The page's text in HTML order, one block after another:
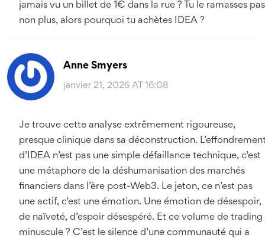
jamais vu un billet de 1€ dans la rue ? Tu le ramasses pas
non plus, alors pourquoi tu achètes IDEA ?
Anne Smyers
janvier 21, 2026 AT 16:08
Je trouve cette analyse extrêmement rigoureuse,
presque clinique dans sa déconstruction.
d’IDEA n’est pas une simple défaillance technique, c’est
une métaphore de la déshumanisation des marchés
financiers dans l’ère post-Web3. Le jeton, ce n’est pas
une actif, c’est une émotion. Une émotion de désespoir,
de naïveté, d’espoir désespéré. Et ce volume de trading
minuscule ? C’est le silence d’une communauté qui a